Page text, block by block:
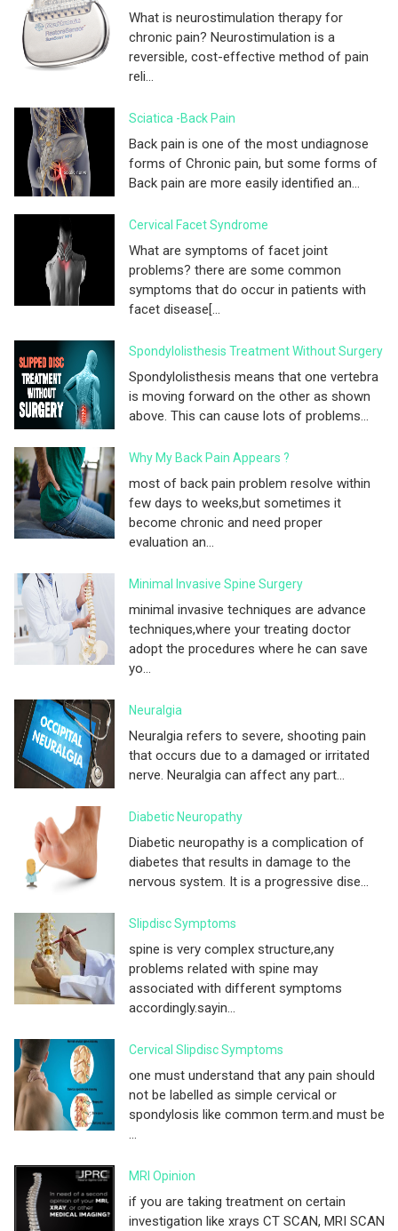
What is neurostimulation therapy for
chronic pain? Neurostimulation is a
reversible, cost-effective method of pain
reli...
Sciatica -Back Pain
Back pain is one of the most undiagnose
forms of Chronic pain, but some forms of
Back pain are more easily identified an...
Cervical Facet Syndrome
What are symptoms of facet joint
problems? there are some common
symptoms that do occur in patients with
facet disease[...
Spondylolisthesis Treatment Without Surgery
Spondylolisthesis means that one vertebra
is moving forward on the other as shown
above. This can cause lots of problems...
Why My Back Pain Appears ?
most of back pain problem resolve within
few days to weeks,but sometimes it
become chronic and need proper
evaluation an...
Minimal Invasive Spine Surgery
minimal invasive techniques are advance
techniques,where your treating doctor
adopt the procedures where he can save
yo...
Neuralgia
Neuralgia refers to severe, shooting pain
that occurs due to a damaged or irritated
nerve. Neuralgia can affect any part...
Diabetic Neuropathy
Diabetic neuropathy is a complication of
diabetes that results in damage to the
nervous system. It is a progressive dise...
Slipdisc Symptoms
spine is very complex structure,any
problems related with spine may
associated with different symptoms
accordingly.sayin...
Cervical Slipdisc Symptoms
one must understand that any pain should
not be labelled as simple cervical or
spondylosis like common term.and must be
MRI Opinion
if you are taking treatment on certain
investigation like xrays CT SCAN, MRI SCAN